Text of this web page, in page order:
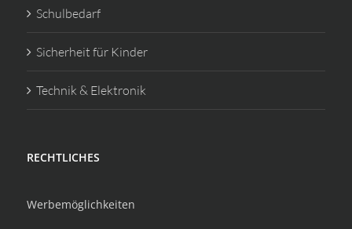
Schulbedarf
Sicherheit für Kinder
Technik & Elektronik
RECHTLICHES
Werbemöglichkeiten